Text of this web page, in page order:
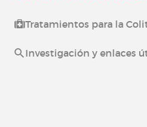
Tratamientos para la
Investigación y enlaces